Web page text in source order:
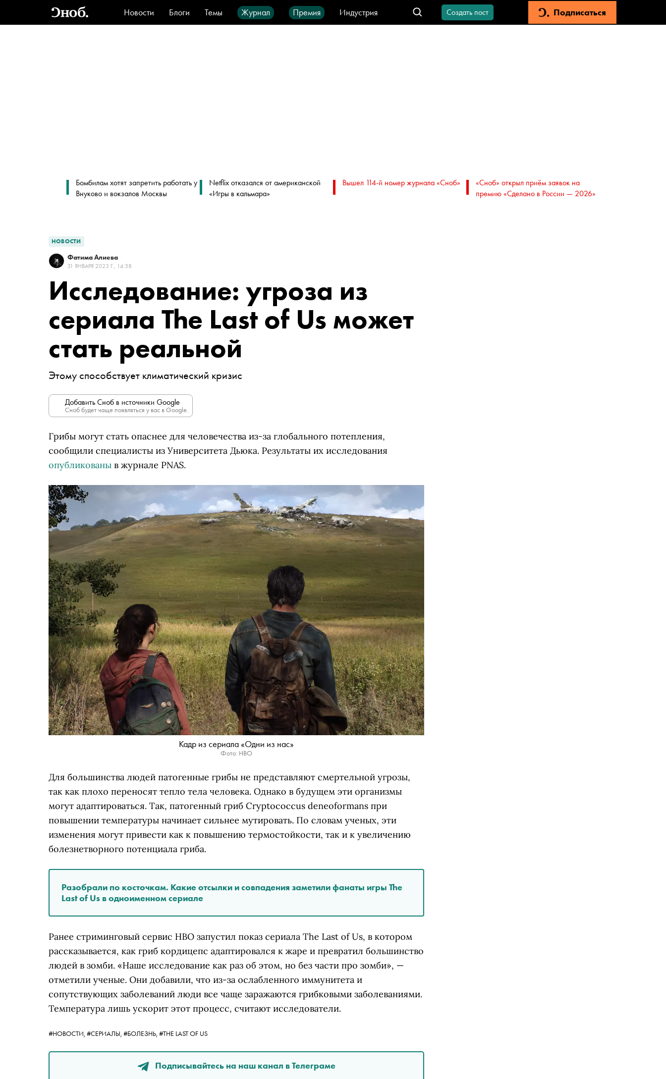
Новости Блоги Темы Журнал Премия
Индустрия
Стиль
Видео Город IT-продукты
Создать пост Подписаться
Бомбилам хотят запретить работать у
Внуково и вокзалов Москвы
Netflix отказался от американской
«Игры в кальмара»
Вышел 114-й номер журнала «Сноб»
«Сноб» открыл приём заявок на
премию «Сделано в России — 2026»
НОВОСТИ
Фатима Алиева
31 ЯНВАРЯ 2023 Г., 14:58
Исследование: угроза из
сериала The Last of Us может
стать реальной
Этому способствует климатический кризис
Добавить Сноб в источники Google
Сноб будет чаще появляться у вас в Google.
Грибы могут стать опаснее для человечества из-за глобального потепления,
сообщили специалисты из Университета Дьюка. Результаты их исследования
опубликованы в журнале PNAS.
Кадр из сериала «Одни из нас»
Фото: HBO
Для большинства людей патогенные грибы не представляют смертельной угрозы,
так как плохо переносят тепло тела человека. Однако в будущем эти организмы
могут адаптироваться. Так, патогенный гриб Cryptococcus deneoformans при
повышении температуры начинает сильнее мутировать. По словам ученых, эти
изменения могут привести как к повышению термостойкости, так и к увеличению
болезнетворного потенциала гриба.
Разобрали по косточкам. Какие отсылки и совпадения заметили фанаты игры The
Last of Us в одноименном сериале
Ранее стриминговый сервис HBO запустил показ сериала The Last of Us, в котором
рассказывается, как гриб кордицепс адаптировался к жаре и превратил большинство
людей в зомби. «Наше исследование как раз об этом, но без части про зомби», —
отметили ученые. Они добавили, что из-за ослабленного иммунитета и
сопутствующих заболеваний люди все чаще заражаются грибковыми заболеваниями.
Температура лишь ускорит этот процесс, считают исследователи.
#НОВОСТИ, #СЕРИАЛЫ, #БОЛЕЗНЬ, #THE LAST OF US
Подписывайтесь на наш канал в Телеграме